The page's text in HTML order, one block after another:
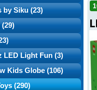
by Siku (23)
LED Light Fun (3)
Kids Globe (106)
(290)